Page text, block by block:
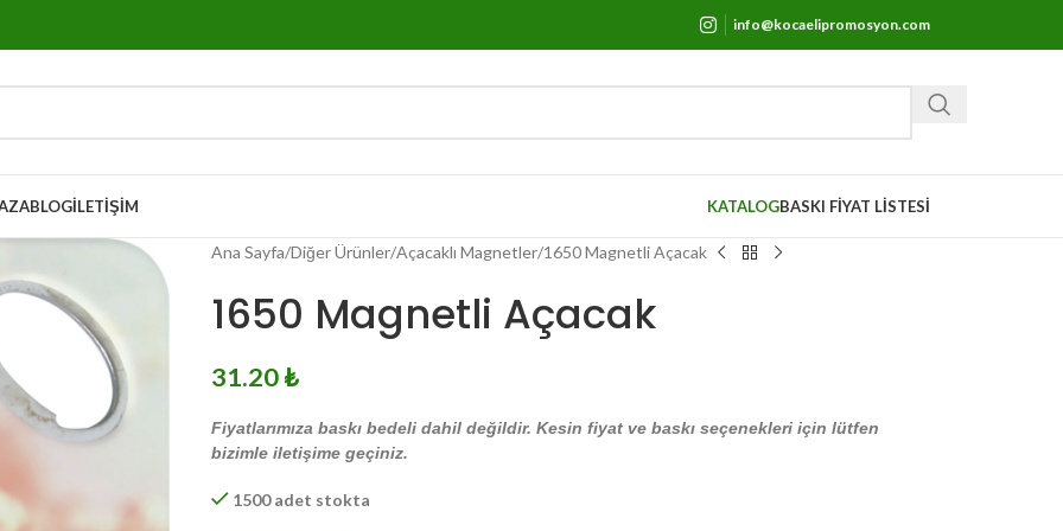
info@kocaelipromosyon.com
BLOGİLETIŞIM KATALOGBASKI FİYAT LİSTESİ
Ana Sayfa Diğer Ürünler Açacaklı Magnetler 1650 Magnetli Açacak
1650 Magnetli Açacak
31.20₺
Fiyatlarımıza baskı bedeli dahil değildir. Kesin fiyat ve baskı seçenekleri için lütfen
bizimle iletişime geçiniz.
1500 adet stokta